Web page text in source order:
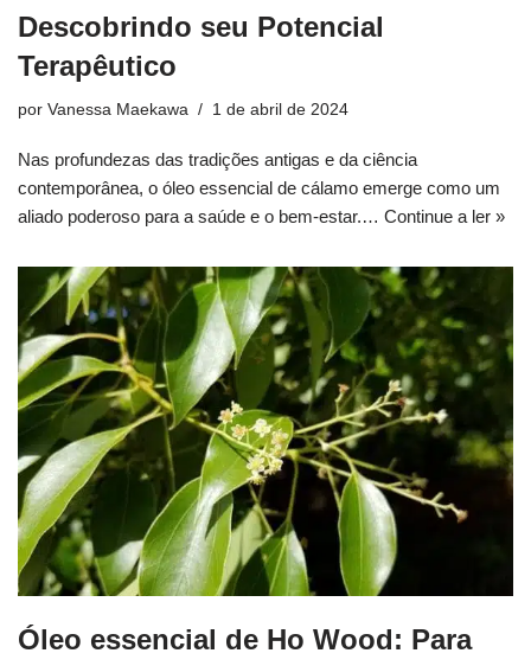
Descobrindo seu Potencial
Terapêutico
por Vanessa Maekawa 1 de abril de 2024
Nas profundezas das tradições antigas e da ciência
contemporânea, o óleo essencial de cálamo emerge como um
aliado poderoso para a saúde e o bem-estar.… Continue a ler »
Óleo essencial de Ho Wood: Para